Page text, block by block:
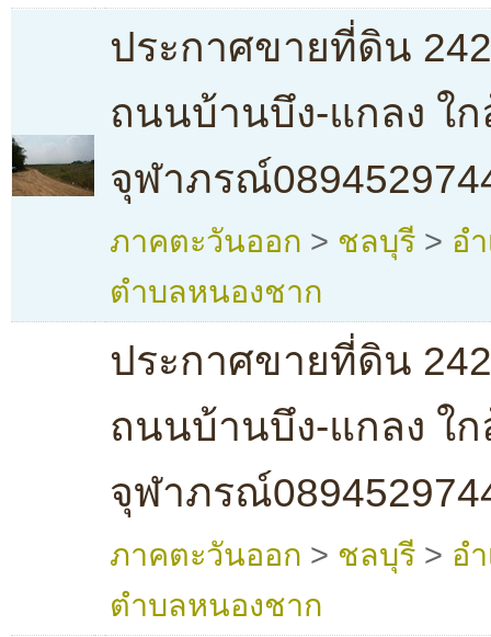
ประกาศขายที่ดิน
ถนนบ้านบึง-แกลง ใก
จุฬาภรณ์
ภาคตะวันออก > ชลบุรี > อ
ตำบลหนองชาก
ประกาศขายที่ดิน
ถนนบ้านบึง-แกลง ใก
จุฬาภรณ์
ภาคตะวันออก > ชลบุรี > อ
ตำบลหนองชาก